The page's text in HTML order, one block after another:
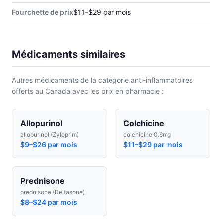
Fourchette de prix$11–$29 par mois
Médicaments similaires
Autres médicaments de la catégorie anti-inflammatoires
offerts au Canada avec les prix en pharmacie :
Allopurinol
allopurinol (Zyloprim)
$9–$26 par mois
Colchicine
colchicine 0.6mg
$11–$29 par mois
Prednisone
prednisone (Deltasone)
$8–$24 par mois